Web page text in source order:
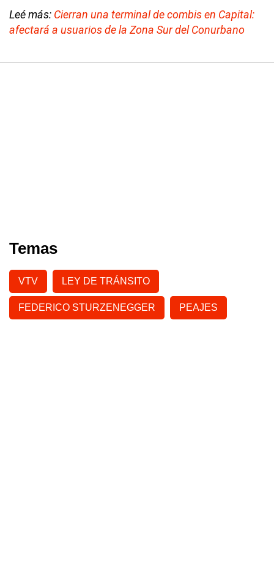
Leé más: Cierran una terminal de combis en Capital:
afectará a usuarios de la Zona Sur del Conurbano
Temas
VTV LEY DE TRÁNSITO
FEDERICO STURZENEGGER PEAJES